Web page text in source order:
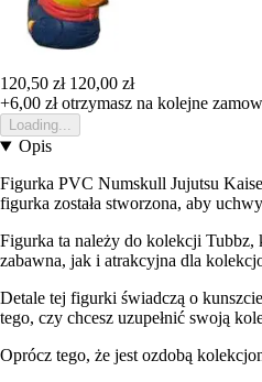
120,50 zł 120,00 zł
+6,00 złotrzymasz na kolejne
Loading...
Opis
Figurka PVC Numskull Jujutsu
figurka została stworzona, aby
Figurka ta należy do kolekcji Tubbz,
zabawna, jak i atrakcyjna dla
Detale tej figurki świadczą o
tego, czy chcesz uzupełnić swoją
Oprócz tego, że jest ozdobą